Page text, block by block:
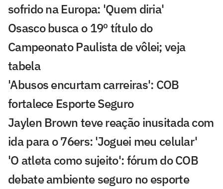
sofrido na Europa: 'Quem diria'
Osasco busca o 19º título do
Campeonato Paulista de vôlei; veja
tabela
'Abusos encurtam carreiras': COB
fortalece Esporte Seguro
Jaylen Brown teve reação inusitada com
ida para o 76ers: 'Joguei meu celular'
'O atleta como sujeito': fórum do COB
debate ambiente seguro no esporte